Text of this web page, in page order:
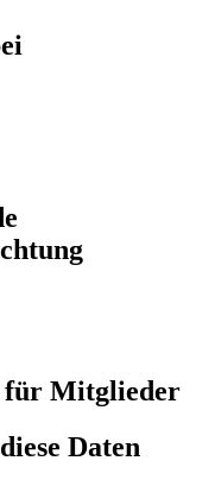
für Mitglieder
Daten